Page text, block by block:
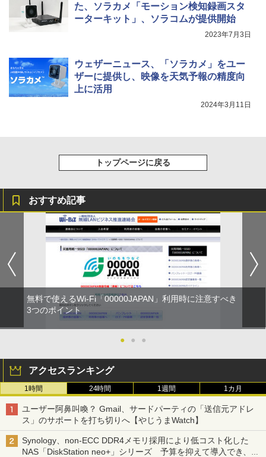
た、ソラカメ「モーション検知録画スタ
ーターキット」、ソラコムが提供開始
2023年7月3日
ウェザーニュース、「ソラカメ」をユー
ザーに提供し、映像を天気予報の精度向
上に活用
2024年3月11日
トップページに戻る
おすすめ記事
無料で使えるWi-Fi「00000JAPAN」利用時に注意すべき
3つのポイント
● ● ●
アクセスランキング
1時間 24時間 1週間 1カ月
ユーザー阿鼻叫喚？ Gmail、サードパーティの「送信元アドレ
ス」のサポートを打ち切りへ【やじうまWatch】
Synology、non-ECC DDR4メモリ採用により低コスト化した
NAS「DiskStation neo+」シリーズ 予算を抑えて導入でき、